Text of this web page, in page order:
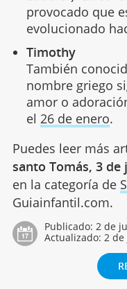
provocado que
evolucionado
Timothy
También
nombre griego
amor o
el 26 de enero.
Puedes leer más
santo Tomás, 3
en la categoría de
Guiainfantil.com.
Publicado: 2 de
Actualizado: 2 de